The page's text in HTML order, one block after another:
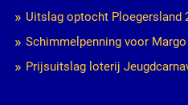
Uitslag optocht Ploegersland
Schimmelpenning voor
Prijsuitslag loterij